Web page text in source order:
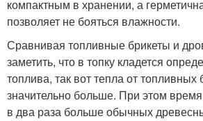
компактным в хранении, а
позволяет не бояться влажности.
Сравнивая топливные брикеты и
заметить, что в топку кладется
топлива, так вот тепла от топливных
значительно больше. При этом
в два раза больше обычных